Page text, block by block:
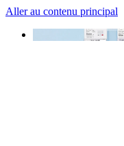
Aller au contenu principal